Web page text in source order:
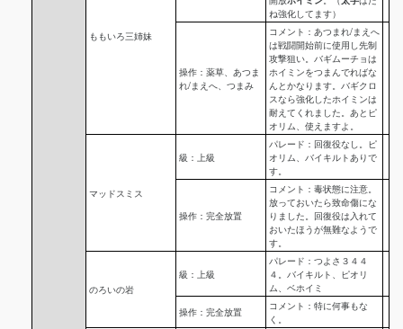
ももいろ三姉妹
ね強化してます）
操作：薬草、あつま
れ/まえへ、つまみ
コメント：あつまれ/まえへ
は戦闘開始前に使用し先制
攻撃狙い。バギムーチョは
ホイミンをつまんでればな
んとかなります。バギクロ
スなら強化したホイミンは
耐えてくれました。あとピ
オリム、使えますよ。
マッドスミス
級：上級
パレード：回復役なし。ピ
オリム、バイキルトありで
す。
操作：完全放置
コメント：毒状態に注意。
放っておいたら致命傷にな
りました。回復役は入れて
おいたほうが無難なようで
す。
のろいの岩
級：上級
パレード：つよさ３４４
４。バイキルト、ピオリ
ム、ベホイミ
操作：完全放置
コメント：特に何事もな
く。